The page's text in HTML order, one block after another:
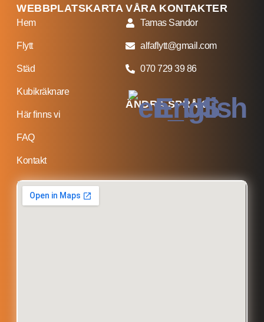
WEBBPLATSKARTA
Hem
Flytt
Städ
Kubikräknare
Här finns vi
FAQ
Kontakt
VÅRA KONTAKTER
Tamas Sandor
alfaflytt@gmail.com
070 729 39 86
ÄNDRA SPRÅK
English